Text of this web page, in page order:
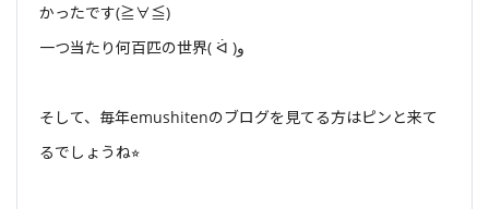
かったです(≧∀≦)
一つ当たり何百匹の世界( ᐛ )و
そして、毎年emushitenのブログを見てる方はピンと来て
るでしょうね⭐︎